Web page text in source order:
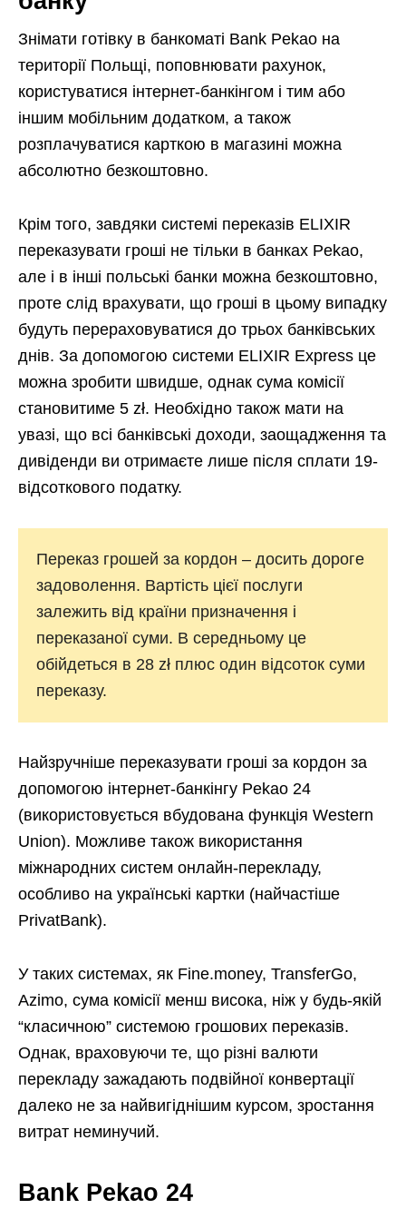
Знімати готівку в банкоматі Bank Pekao на
території Польщі, поповнювати рахунок,
користуватися інтернет-банкінгом і тим або
іншим мобільним додатком, а також
розплачуватися карткою в магазині можна
абсолютно безкоштовно.
Крім того, завдяки системі переказів ELIXIR
переказувати гроші не тільки в банках Pekao,
але і в інші польські банки можна безкоштовно,
проте слід врахувати, що гроші в цьому випадку
будуть перераховуватися до трьох банківських
днів. За допомогою системи ELIXIR Express це
можна зробити швидше, однак сума комісії
становитиме 5 zł. Необхідно також мати на
увазі, що всі банківські доходи, заощадження та
дивіденди ви отримаєте лише після сплати 19-
відсоткового податку.
Переказ грошей за кордон – досить дороге
задоволення. Вартість цієї послуги
залежить від країни призначення і
переказаної суми. В середньому це
обійдеться в 28 zł плюс один відсоток суми
переказу.
Найзручніше переказувати гроші за кордон за
допомогою інтернет-банкінгу Pekao 24
(використовується вбудована функція Western
Union). Можливе також використання
міжнародних систем онлайн-перекладу,
особливо на українські картки (найчастіше
PrivatBank).
У таких системах, як Fine.money, TransferGo,
Azimo, сума комісії менш висока, ніж у будь-якій
“класичною” системою грошових переказів.
Однак, враховуючи те, що різні валюти
перекладу зажадають подвійної конвертації
далеко не за найвигіднішим курсом, зростання
витрат неминучий.
Bank Pekao 24